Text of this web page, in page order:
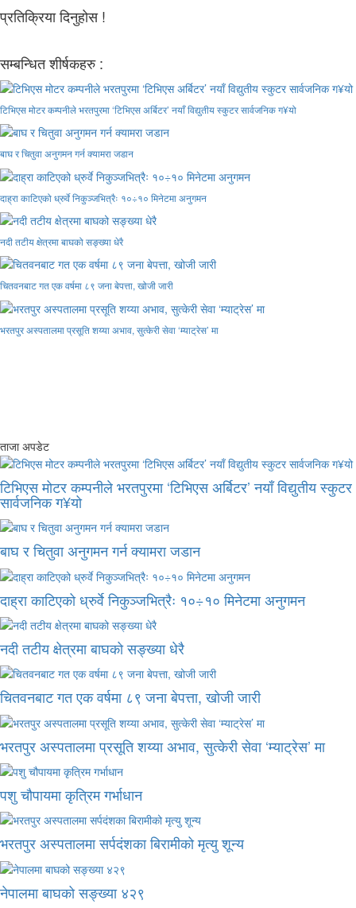
प्रतिक्रिया दिनुहोस !
सम्बन्धित शीर्षकहरु :
टिभिएस मोटर कम्पनीले भरतपुरमा ‘टिभिएस अर्बिटर’ नयाँ विद्युतीय स्कुटर सार्वजनिक ग¥यो
बाघ र चितुवा अनुगमन गर्न क्यामरा जडान
दाह्रा काटिएको ध्रुर्वे निकुञ्जभित्रैः १०÷१० मिनेटमा अनुगमन
नदी तटीय क्षेत्रमा बाघको सङ्ख्या धेरै
चितवनबाट गत एक वर्षमा ८९ जना बेपत्ता, खोजी जारी
भरतपुर अस्पतालमा प्रसूति शय्या अभाव, सुत्केरी सेवा ‘म्याट्रेस’ मा
ताजा अपडेट
टिभिएस मोटर कम्पनीले भरतपुरमा ‘टिभिएस अर्बिटर’ नयाँ विद्युतीय स्कुटर
सार्वजनिक ग¥यो
बाघ र चितुवा अनुगमन गर्न क्यामरा जडान
दाह्रा काटिएको ध्रुर्वे निकुञ्जभित्रैः १०÷१० मिनेटमा अनुगमन
नदी तटीय क्षेत्रमा बाघको सङ्ख्या धेरै
चितवनबाट गत एक वर्षमा ८९ जना बेपत्ता, खोजी जारी
भरतपुर अस्पतालमा प्रसूति शय्या अभाव, सुत्केरी सेवा ‘म्याट्रेस’ मा
पशु चौपायमा कृत्रिम गर्भाधान
भरतपुर अस्पतालमा सर्पदंशका बिरामीको मृत्यु शून्य
नेपालमा बाघको सङ्ख्या ४२९